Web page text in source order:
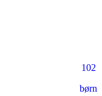
102
børn